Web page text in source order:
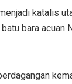
katalis
bara acuan